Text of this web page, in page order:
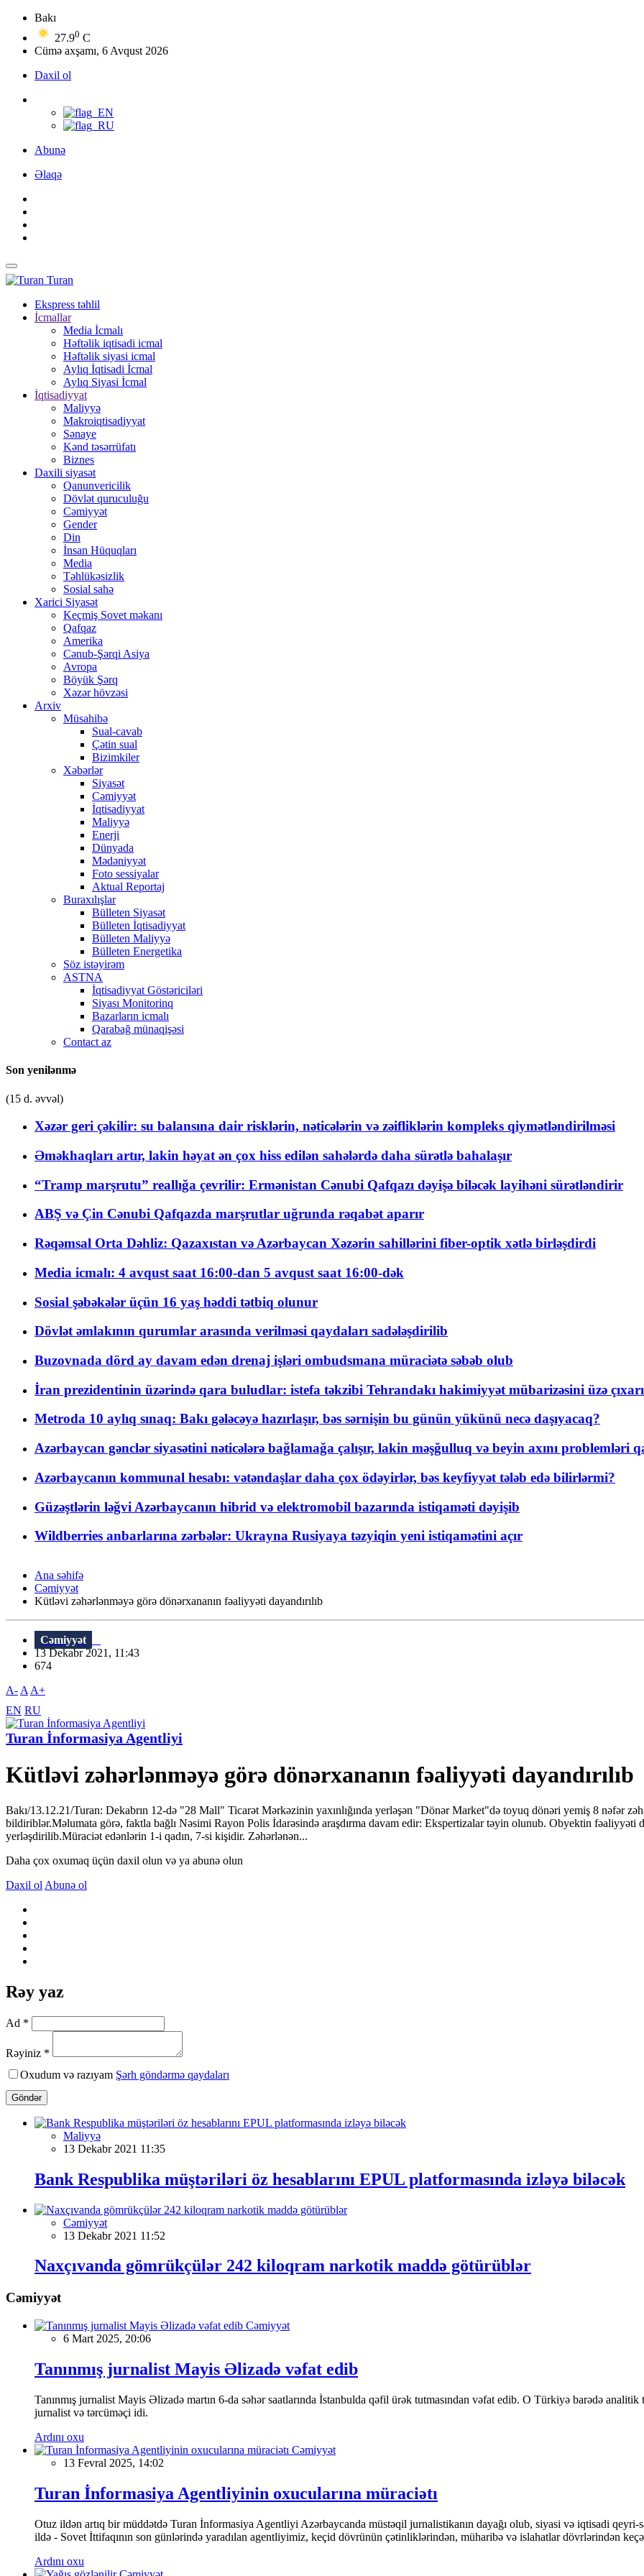
Bakı
27.90 C
Cümə axşamı, 6 Avqust 2026
Daxil ol
Abunə
Əlaqə
Turan
Ekspress təhlil
İcmallar
Media İcmalı
Həftəlik iqtisadi icmal
Həftəlik siyasi icmal
Aylıq İqtisadi İcmal
Aylıq Siyasi İcmal
İqtisadiyyat
Maliyyə
Makroiqtisadiyyat
Sənaye
Kənd təsərrüfatı
Biznes
Daxili siyasət
Qanunvericilik
Dövlət quruculuğu
Cəmiyyət
Gender
Din
İnsan Hüquqları
Media
Təhlükəsizlik
Sosial sahə
Xarici Siyasət
Keçmiş Sovet məkanı
Qafqaz
Amerika
Cənub-Şərqi Asiya
Avropa
Böyük Şərq
Xəzər hövzəsi
Arxiv
Müsahibə
Sual-cavab
Çətin sual
Bizimkiler
Xəbərlər
Siyasət
Cəmiyyət
İqtisadiyyat
Maliyyə
Enerji
Dünyada
Mədəniyyət
Foto sessiyalar
Aktual Reportaj
Buraxılışlar
Bülleten Siyasət
Bülleten İqtisadiyyat
Bülleten Maliyyə
Bülleten Energetika
Söz istəyirəm
ASTNA
İqtisadiyyat Göstəriciləri
Siyası Monitorinq
Bazarların icmalı
Qarabağ münaqişəsi
Contact az
Son yenilənmə
(15 d. əvvəl)
Xəzər geri çəkilir: su balansına dair risklərin, nəticələrin və zəifliklərin kompleks qiymətləndirilməsi
Əməkhaqları artır, lakin həyat ən çox hiss edilən sahələrdə daha sürətlə bahalaşır
“Tramp marşrutu” reallığa çevrilir: Ermənistan Cənubi Qafqazı dəyişə biləcək layihəni sürətləndirir
ABŞ və Çin Cənubi Qafqazda marşrutlar uğrunda rəqabət aparır
Rəqəmsal Orta Dəhliz: Qazaxıstan və Azərbaycan Xəzərin sahillərini fiber-optik xətlə birləşdirdi
Media icmalı: 4 avqust saat 16:00-dan 5 avqust saat 16:00-dək
Sosial şəbəkələr üçün 16 yaş həddi tətbiq olunur
Dövlət əmlakının qurumlar arasında verilməsi qaydaları sadələşdirilib
Buzovnada dörd ay davam edən drenaj işləri ombudsmana müraciətə səbəb olub
İran prezidentinin üzərində qara buludlar: istefa təkzibi Tehrandakı hakimiyyət mübarizəsini üzə
Metroda 10 aylıq sınaq: Bakı gələcəyə hazırlaşır, bəs sərnişin bu günün yükünü necə daşıyacaq?
Azərbaycan gənclər siyasətini nəticələrə bağlamağa çalışır, lakin məşğulluq və beyin axını problemləri
Azərbaycanın kommunal hesabı: vətəndaşlar daha çox ödəyirlər, bəs keyfiyyət tələb edə bilirlərmi?
Güzəştlərin ləğvi Azərbaycanın hibrid və elektromobil bazarında istiqaməti dəyişib
Wildberries anbarlarına zərbələr: Ukrayna Rusiyaya təzyiqin yeni istiqamətini açır
Ana səhifə
Cəmiyyət
Kütləvi zəhərlənməyə görə dönərxananın fəaliyyəti dayandırılıb
Cəmiyyət
13 Dekabr 2021, 11:43
674
A- A A+
EN RU
Turan İnformasiya Agentliyi
Kütləvi zəhərlənməyə görə dönərxananın fəaliyyəti dayandırılıb
Bakı/13.12.21/Turan: Dekabrın 12-də "28 Mall" Ticarət Mərkəzinin yaxınlığında yerləşən "Dönər Market"də toyuq dönəri yemiş 8 nəfər
bildiriblər.Məlumata görə, faktla bağlı Nəsimi Rayon Polis İdarəsində araşdırma davam edir: Ekspertizalar təyin olunub. Obyektin fəaliyyəti
yerləşdirilib.Müraciət edənlərin 1-i qadın, 7-si kişidir. Zəhərlənən...
Daha çox oxumaq üçün daxil olun və ya abunə olun
Daxil ol Abunə ol
Rəy yaz
Ad *
Rəyiniz *
Oxudum və razıyam Şərh göndərmə qaydaları
Göndər
Maliyyə
13 Dekabr 2021 11:35
Bank Respublika müştəriləri öz hesablarını EPUL platformasında izləyə biləcək
Cəmiyyət
13 Dekabr 2021 11:52
Naxçıvanda gömrükçülər 242 kiloqram narkotik maddə götürüblər
Cəmiyyət
Cəmiyyət
6 Mart 2025, 20:06
Tanınmış jurnalist Mayis Əlizadə vəfat edib
Tanınmış jurnalist Mayis Əlizadə martın 6-da səhər saatlarında İstanbulda qəfil ürək tutmasından vəfat edib. O Türkiyə barədə
jurnalist və tərcüməçi idi.
Ardını oxu
Cəmiyyət
13 Fevral 2025, 14:02
Turan İnformasiya Agentliyinin oxucularına müraciətı
Otuz ildən artıq bir müddətdə Turan İnformasiya Agentliyi Azərbaycanda müstəqil jurnalistikanın dayağı olub, siyasi və iqtisadi
ildə - Sovet İttifaqının son günlərində yaradılan agentliyimiz, keçid dövrünün çətinliklərindən, müharibə və islahatlar dövrlərindən
Ardını oxu